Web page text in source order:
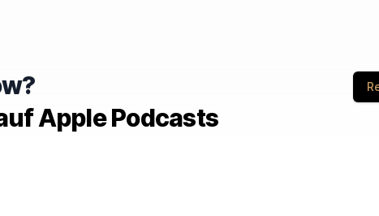
Apple Podcasts